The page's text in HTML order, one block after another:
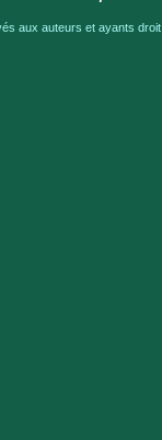
aux auteurs et ayants droit